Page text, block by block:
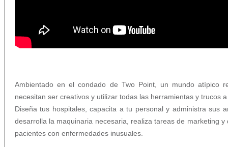
Ambientado en el condado de Two Point, un mundo atípico
necesitan ser creativos y utilizar todas las herramientas y trucos
Diseña tus hospitales, capacita a tu personal y administra sus
desarrolla la maquinaria necesaria, realiza tareas de marketing
pacientes con enfermedades inusuales.